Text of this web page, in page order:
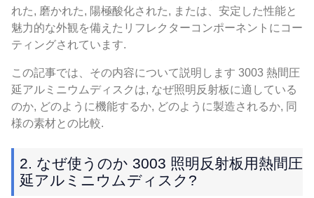
れた, 磨かれた, 陽極酸化された, または、安定した性能と
魅力的な外観を備えたリフレクターコンポーネントにコー
ティングされています.
この記事では、その内容について説明します 3003 熱間圧
延アルミニウムディスクは, なぜ照明反射板に適している
のか, どのように機能するか, どのように製造されるか, 同
様の素材との比較.
2. なぜ使うのか 3003 照明反射板用熱間圧
延アルミニウムディスク?